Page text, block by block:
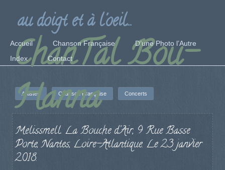
ChanTal Bou-
Hanna
au doigt et à l'oeil...
Accueil Chanson Française
D’une Photo l’Autre
Index
Contact
Artistes Chanson Française Concerts
Melissmell. La Bouche d’Air, 9 Rue Basse
Porte, Nantes, Loire-Atlantique. Le 23 janvier
2018.